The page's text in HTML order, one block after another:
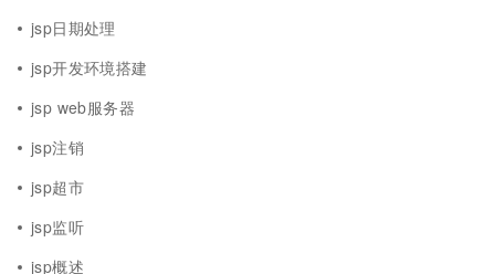
jsp日期处理
jsp开发环境搭建
jsp web服务器
jsp注销
jsp超市
jsp监听
jsp概述